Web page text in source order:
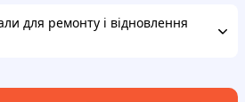
для ремонту і відновлення